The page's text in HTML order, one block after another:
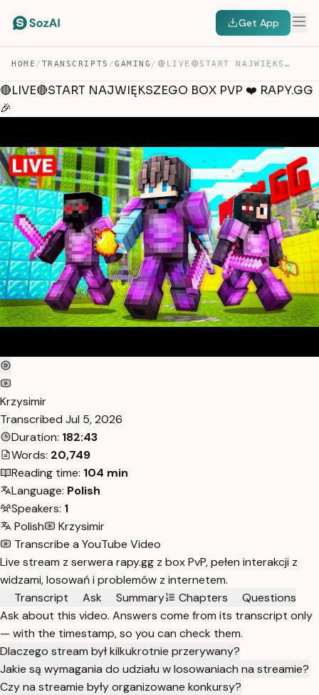
Get App
HOME / TRANSCRIPTS /GAMING / 🔴LIVE🔴START NAJWIĘKSZEGO BOX PVP ❤️ RAPY.GG🎉 — TRANSCRIPT
🔴LIVE🔴START NAJWIĘKSZEGO BOX PVP ❤️ RAPY.GG
🎉
Krzysimir
Transcribed Jul 5, 2026
Duration: 182:43
Words: 20,749
Reading time: 104 min
Language: Polish
Speakers: 1
Polish
Krzysimir
Transcribe a YouTube Video
Live stream z serwera rapy.gg z box PvP, pełen interakcji z
widzami, losowań i problemów z internetem.
Transcript
Ask Summary Chapters
Questions
Ask about this video. Answers come from its transcript only
— with the timestamp, so you can check them.
Dlaczego stream był kilkukrotnie przerywany?
Jakie są wymagania do udziału w losowaniach na streamie?
Czy na streamie były organizowane konkursy?